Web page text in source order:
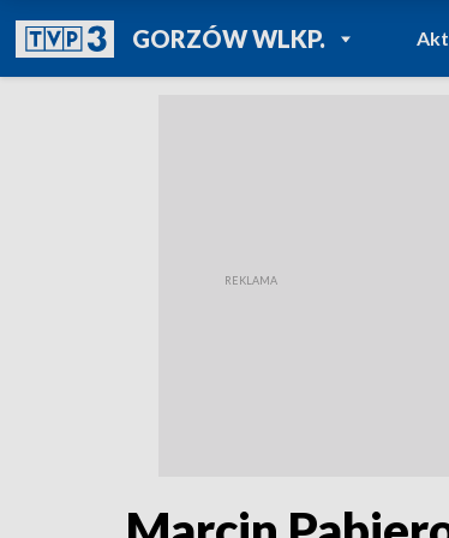
GORZÓW WLKP.POWRÓT DO
TVP REGIONY